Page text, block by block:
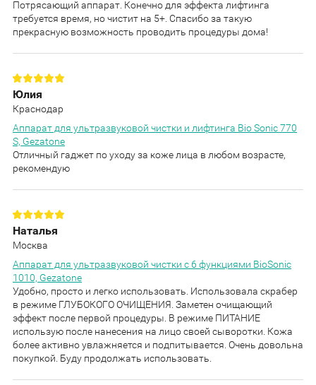
Потрясающий аппарат. Конечно для эффекта лифтинга
требуется время, но чистит на 5+. Спасибо за такую
прекрасную возможность проводить процедуры дома!
Юлия
Краснодар
Аппарат для ультразвуковой чистки и лифтинга Bio Sonic 770
S, Gezatone
Отличный гаджет по уходу за коже лица в любом возрасте,
рекомендую
Наталья
Москва
Аппарат для ультразвуковой чистки с 6 функциями BioSonic
1010, Gezatone
Удобно, просто и легко использовать. Использовала скрабер
в режиме ГЛУБОКОГО ОЧИЩЕНИЯ. Заметен очищающий
эффект после первой процедуры. В режиме ПИТАНИЕ
использую после нанесения на лицо своей сыворотки. Кожа
более активно увлажняется и подпитывается. Очень довольна
покупкой. Буду продолжать использовать.